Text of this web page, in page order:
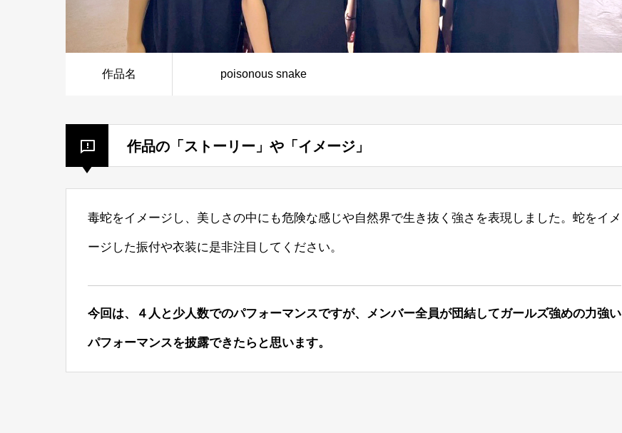
作品名 poisonous snake
作品の「ストーリー」や「イメージ」
毒蛇をイメージし、美しさの中にも危険な感じや自然界で生き抜く強さを表現しました。蛇をイメ
ージした振付や衣装に是非注目してください。
今回は、４人と少人数でのパフォーマンスですが、メンバー全員が団結してガールズ強めの力強い
パフォーマンスを披露できたらと思います。